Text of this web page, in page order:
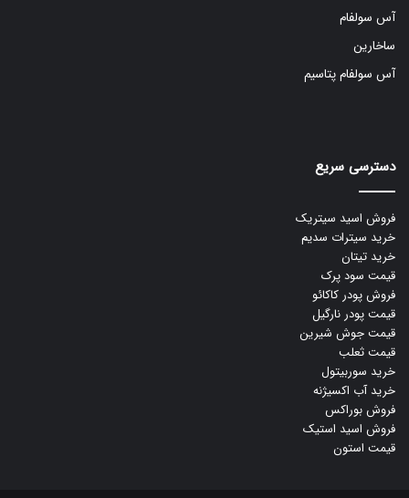
آس سولفام
ساخارین
آس سولفام پتاسیم
دسترسی سریع
فروش اسید سیتریک
خرید سیترات سدیم
خرید تیتان
قیمت سود پرک
فروش پودر کاکائو
قیمت پودر نارگیل
قیمت جوش شیرین
قیمت ثعلب
خرید سوربیتول
خرید آب اکسیژنه
فروش بوراکس
فروش اسید استیک
قیمت استون